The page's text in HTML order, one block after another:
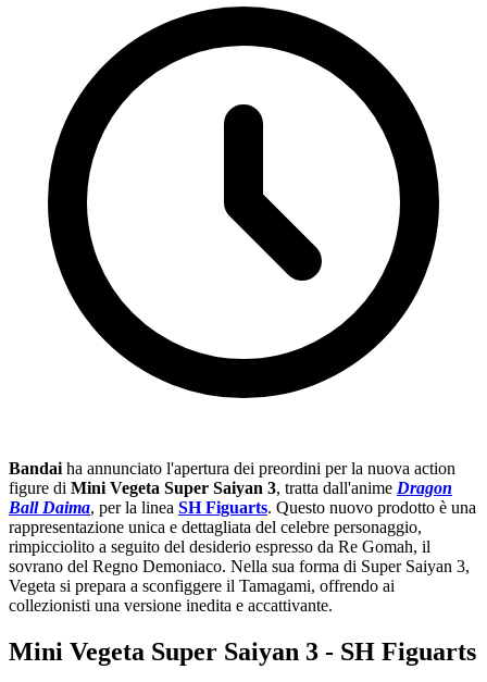
Bandai ha annunciato l'apertura dei preordini per la nuova action
figure di Mini Vegeta Super Saiyan 3, tratta dall'anime Dragon
Ball Daima, per la linea SH Figuarts. Questo nuovo prodotto è una
rappresentazione unica e dettagliata del celebre personaggio,
rimpicciolito a seguito del desiderio espresso da Re Gomah, il
sovrano del Regno Demoniaco. Nella sua forma di Super Saiyan 3,
Vegeta si prepara a sconfiggere il Tamagami, offrendo ai
collezionisti una versione inedita e accattivante.
Mini Vegeta Super Saiyan 3 - SH Figuarts